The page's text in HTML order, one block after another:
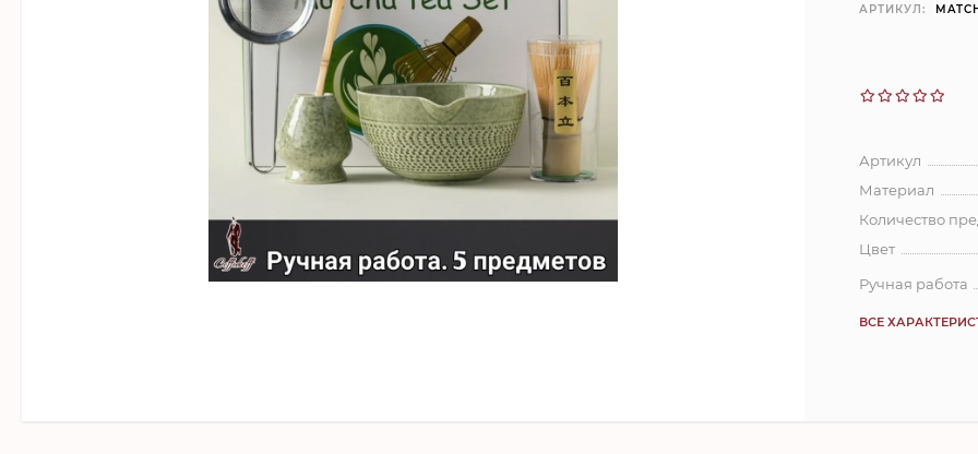
АРТИКУЛ:
Артикул
Материал
Количество
Цвет
Ручная работа
ВСЕ